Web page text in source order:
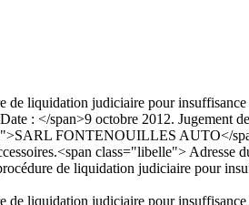
de liquidation judiciaire pour
: </span>9 octobre 2012. Jugement
FONTENOUILLES AUTO</
class="libelle">
de liquidation judiciaire pour
de liquidation judiciaire pour